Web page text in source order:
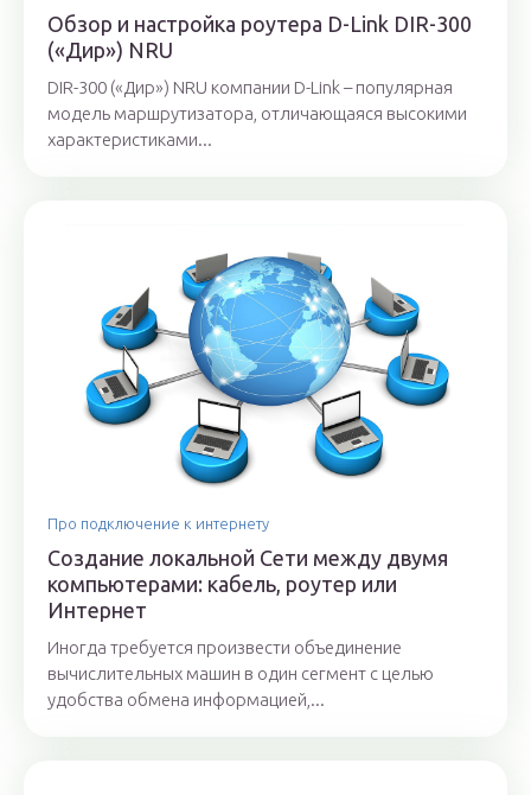
Обзор и настройка роутера D-Link DIR-300
(«Дир») NRU
DIR-300 («Дир») NRU компании D-Link – популярная
модель маршрутизатора, отличающаяся высокими
характеристиками...
Про подключение к интернету
Создание локальной Сети между двумя
компьютерами: кабель, роутер или
Интернет
Иногда требуется произвести объединение
вычислительных машин в один сегмент с целью
удобства обмена информацией,...